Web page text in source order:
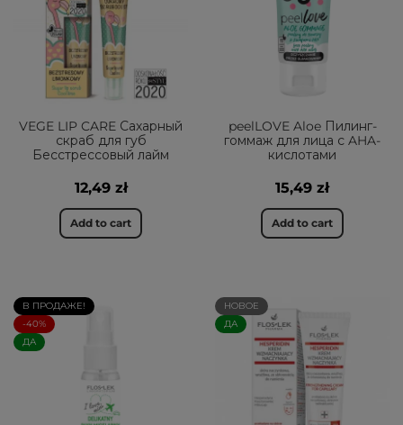
VEGE LIP CARE Сахарный
скраб для губ
Бесстрессовый лайм
12,49 zł
Add to cart
peelLOVE Aloe Пилинг-
гоммаж для лица с AHA-
кислотами
15,49 zł
Add to cart
В ПРОДАЖЕ!
-40%
ДА
НОВОЕ
ДА